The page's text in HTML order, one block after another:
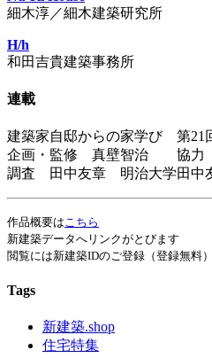
細木淳／細木建築研究所
H/h
和田吉貴建築事務所
連載
建築家自邸からの家学び 第21
企画・監修 真壁智治 協力
調査 田中友章 明治大学田
作品概要はこちら
新建築データへリンクがとびます
閲覧には新建築IDのご登録（登録無料
Tags
新建築.shop
住宅特集